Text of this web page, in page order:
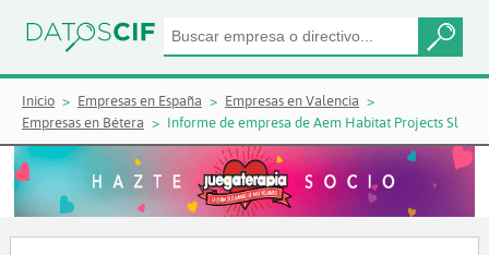
Inicio Empresas en España
Empresas en Valencia
Empresas en Bétera
Informe de empresa de Aem Habitat Projects Sl